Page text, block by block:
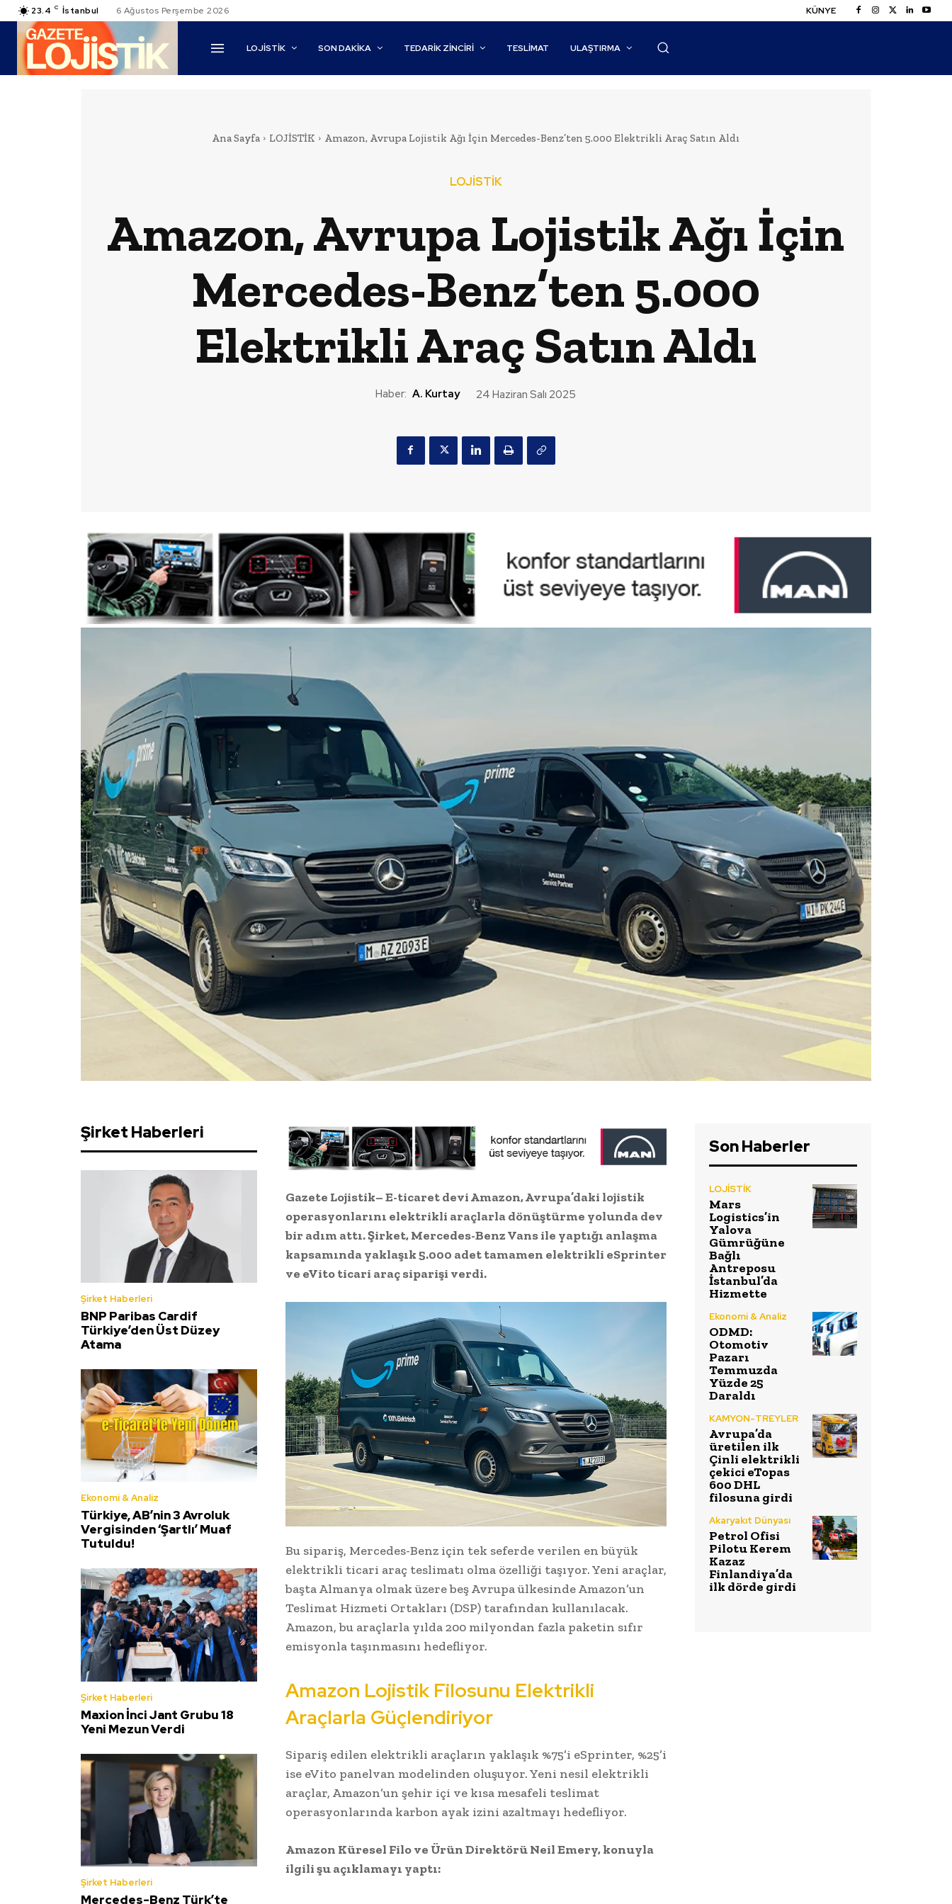
23.4 C İstanbul 6 Ağustos Perşembe 2026 KÜNYE
LOJİSTİK SON DAKİKA TEDARIK ZINCIRI TESLIMAT ULAŞTIRMA
Ana Sayfa LOJİSTİK Amazon, Avrupa Lojistik Ağı İçin Mercedes-Benz’ten 5.000 Elektrikli Araç Satın Aldı
LOJİSTİK
Amazon, Avrupa Lojistik Ağı İçin
Mercedes-Benz’ten 5.000
Elektrikli Araç Satın Aldı
Haber: A. Kurtay 24 Haziran Salı 2025
Şirket Haberleri
Şirket Haberleri
BNP Paribas Cardif
Türkiye’den Üst Düzey
Atama
Ekonomi & Analiz
Türkiye, AB’nin 3 Avroluk
Vergisinden ‘Şartlı’ Muaf
Tutuldu!
Şirket Haberleri
Maxion İnci Jant Grubu 18
Yeni Mezun Verdi
Şirket Haberleri
Mercedes-Benz Türk’te
Gazete Lojistik– E-ticaret devi Amazon, Avrupa’daki lojistik
operasyonlarını elektrikli araçlarla dönüştürme yolunda dev
bir adım attı. Şirket, Mercedes-Benz Vans ile yaptığı anlaşma
kapsamında yaklaşık 5.000 adet tamamen elektrikli eSprinter
ve eVito ticari araç siparişi verdi.
Bu sipariş, Mercedes-Benz için tek seferde verilen en büyük
elektrikli ticari araç teslimatı olma özelliği taşıyor. Yeni araçlar,
başta Almanya olmak üzere beş Avrupa ülkesinde Amazon’un
Teslimat Hizmeti Ortakları (DSP) tarafından kullanılacak.
Amazon, bu araçlarla yılda 200 milyondan fazla paketin sıfır
emisyonla taşınmasını hedefliyor.
Amazon Lojistik Filosunu Elektrikli
Araçlarla Güçlendiriyor
Sipariş edilen elektrikli araçların yaklaşık %75’i eSprinter, %25’i
ise eVito panelvan modelinden oluşuyor. Yeni nesil elektrikli
araçlar, Amazon’un şehir içi ve kısa mesafeli teslimat
operasyonlarında karbon ayak izini azaltmayı hedefliyor.
Amazon Küresel Filo ve Ürün Direktörü Neil Emery, konuyla
ilgili şu açıklamayı yaptı:
Son Haberler
LOJİSTİK
Mars
Logistics’in
Yalova
Gümrüğüne
Bağlı
Antreposu
İstanbul’da
Hizmette
Ekonomi & Analiz
ODMD:
Otomotiv
Pazarı
Temmuzda
Yüzde 25
Daraldı
KAMYON-TREYLER
Avrupa’da
üretilen ilk
Çinli elektrikli
çekici eTopas
600 DHL
filosuna girdi
Akaryakıt Dünyası
Petrol Ofisi
Pilotu Kerem
Kazaz
Finlandiya’da
ilk dörde girdi